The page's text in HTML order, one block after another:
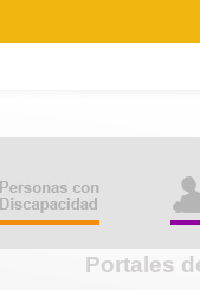
Portales